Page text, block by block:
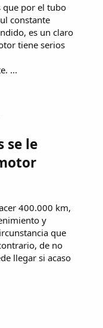
que por el tubo
constante
es un claro
tiene serios
...
se le
400.000 km,
y
que
de no
llegar si acaso